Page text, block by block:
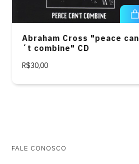
Abraham Cross "peace can
´t combine" CD
R$30,00
FALE CONOSCO